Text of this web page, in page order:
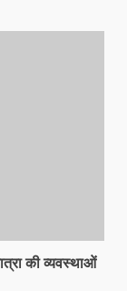
की व्यवस्थाओं